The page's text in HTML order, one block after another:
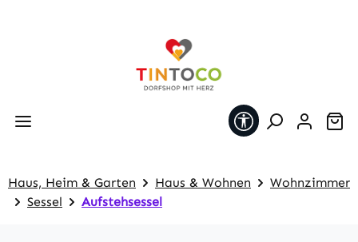
Werkzeugleiste
Haus, Heim & Garten Haus & Wohnen
Wohnzimmer
Sessel
Aufstehsessel